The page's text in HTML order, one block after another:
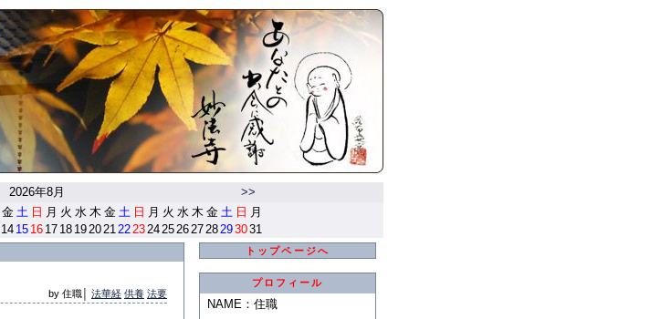
2026年8月
>>
金 土 日 月 火 水 木 金 土 日 月 火 水 木 金 土 日 月
14 15 16 17 18 19202122232425262728293031
by 住職│ 法華経 供養 法要
トップページへ
プロフィール
NAME ： 住職